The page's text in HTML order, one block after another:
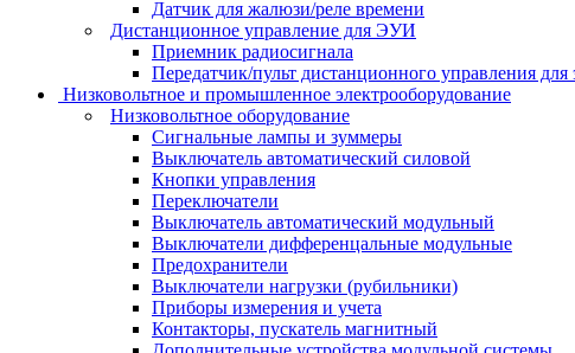
Датчик для жалюзи/реле времени
Дистанционное управление для ЭУИ
Приемник радиосигнала
Передатчик/пульт дистанционного управления для
Низковольтное и промышленное электрооборудование
Низковольтное оборудование
Сигнальные лампы и зуммеры
Выключатель автоматический силовой
Кнопки управления
Переключатели
Выключатель автоматический модульный
Выключатели дифференцальные модульные
Предохранители
Выключатели нагрузки (рубильники)
Приборы измерения и учета
Контакторы, пускатель магнитный